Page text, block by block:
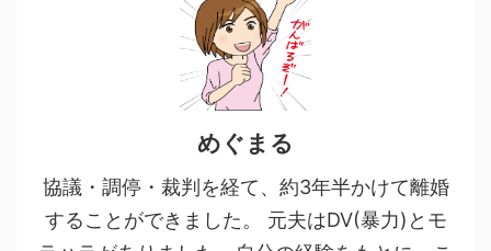
めぐまる
協議・調停・裁判を経て、約3年半かけて離婚
することができました。 元夫はDV(暴力)とモ